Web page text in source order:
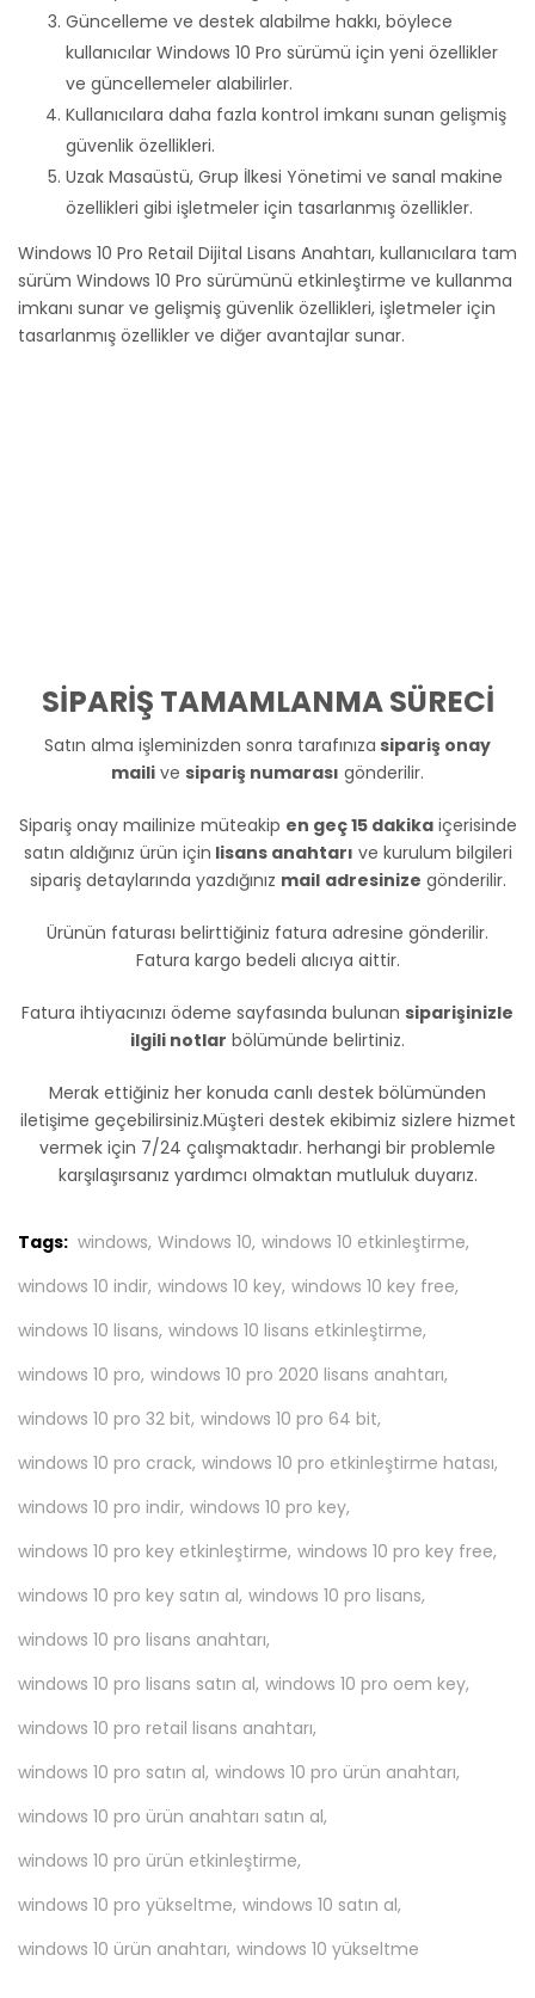
Güncelleme ve destek alabilme hakkı, böylece
kullanıcılar Windows 10 Pro sürümü için yeni özellikler
ve güncellemeler alabilirler.
Kullanıcılara daha fazla kontrol imkanı sunan gelişmiş
güvenlik özellikleri.
Uzak Masaüstü, Grup İlkesi Yönetimi ve sanal makine
özellikleri gibi işletmeler için tasarlanmış özellikler.
Windows 10 Pro Retail Dijital Lisans Anahtarı, kullanıcılara tam
sürüm Windows 10 Pro sürümünü etkinleştirme ve kullanma
imkanı sunar ve gelişmiş güvenlik özellikleri, işletmeler için
tasarlanmış özellikler ve diğer avantajlar sunar.
SİPARİŞ TAMAMLANMA SÜRECİ
Satın alma işleminizden sonra tarafınıza sipariş onay
maili ve sipariş numarası gönderilir.
Sipariş onay mailinize müteakip en geç 15 dakikaiçerisinde
satın aldığınız ürün için lisans anahtarı ve kurulum bilgileri
sipariş detaylarında yazdığınız mail adresinize gönderilir.
Ürünün faturası belirttiğiniz fatura adresine gönderilir.
Fatura kargo bedeli alıcıya aittir.
Fatura ihtiyacınızı ödeme sayfasında bulunan siparişinizle
ilgili notlar bölümünde belirtiniz.
Merak ettiğiniz her konuda canlı destek bölümünden
iletişime geçebilirsiniz.Müşteri destek ekibimiz sizlere hizmet
vermek için 7/24 çalışmaktadır. herhangi bir problemle
karşılaşırsanız yardımcı olmaktan mutluluk duyarız.
Tags: windows, Windows 10, windows 10 etkinleştirme,
windows 10 indir, windows 10 key, windows 10 key free,
windows 10 lisans, windows 10 lisans etkinleştirme,
windows 10 pro, windows 10 pro 2020 lisans anahtarı,
windows 10 pro 32 bit, windows 10 pro 64 bit,
windows 10 pro crack, windows 10 pro etkinleştirme hatası,
windows 10 pro indir, windows 10 pro key,
windows 10 pro key etkinleştirme, windows 10 pro key free,
windows 10 pro key satın al, windows 10 pro lisans,
windows 10 pro lisans anahtarı,
windows 10 pro lisans satın al, windows 10 pro oem key,
windows 10 pro retail lisans anahtarı,
windows 10 pro satın al, windows 10 pro ürün anahtarı,
windows 10 pro ürün anahtarı satın al,
windows 10 pro ürün etkinleştirme,
windows 10 pro yükseltme, windows 10 satın al,
windows 10 ürün anahtarı, windows 10 yükseltme